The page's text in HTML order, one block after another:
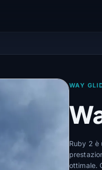
WAY
Ruby 2 è
ottimale.